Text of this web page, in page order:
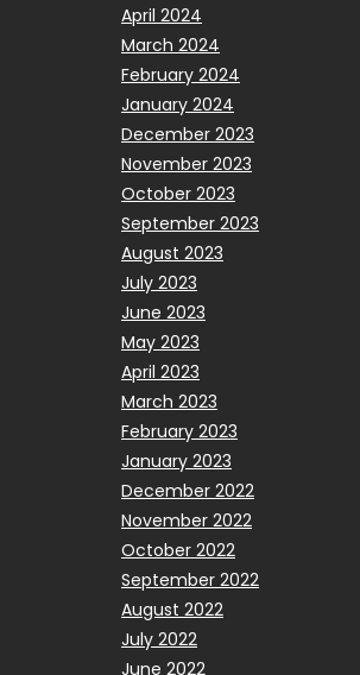
April 2024
March 2024
February 2024
January 2024
December 2023
November 2023
October 2023
September 2023
August 2023
July 2023
June 2023
May 2023
April 2023
March 2023
February 2023
January 2023
December 2022
November 2022
October 2022
September 2022
August 2022
July 2022
June 2022